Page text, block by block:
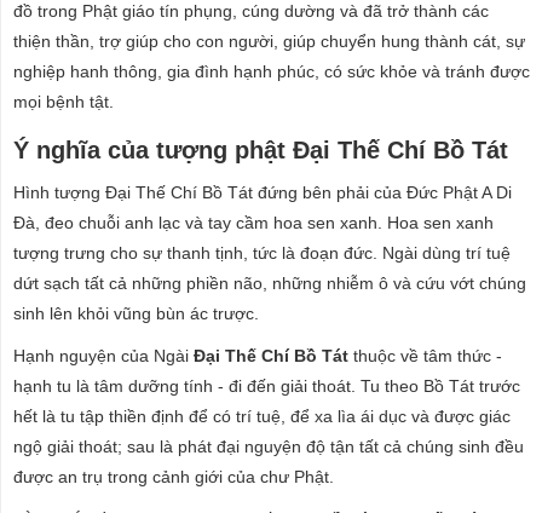
đồ trong Phật giáo tín phụng, cúng dường và đã trở thành các
thiện thần, trợ giúp cho con người, giúp chuyển hung thành cát, sự
nghiệp hanh thông, gia đình hạnh phúc, có sức khỏe và tránh được
mọi bệnh tật.
Ý nghĩa của tượng phật Đại Thế Chí Bồ Tát
Hình tượng Đại Thế Chí Bồ Tát đứng bên phải của Đức Phật A Di
Đà, đeo chuỗi anh lạc và tay cầm hoa sen xanh. Hoa sen xanh
tượng trưng cho sự thanh tịnh, tức là đoạn đức. Ngài dùng trí tuệ
dứt sạch tất cả những phiền não, những nhiễm ô và cứu vớt chúng
sinh lên khỏi vũng bùn ác trược.
Hạnh nguyện của Ngài Đại Thế Chí Bồ Tát thuộc về tâm thức -
hạnh tu là tâm dưỡng tính - đi đến giải thoát. Tu theo Bồ Tát trước
hết là tu tập thiền định để có trí tuệ, để xa lìa ái dục và được giác
ngộ giải thoát; sau là phát đại nguyện độ tận tất cả chúng sinh đều
được an trụ trong cảnh giới của chư Phật.